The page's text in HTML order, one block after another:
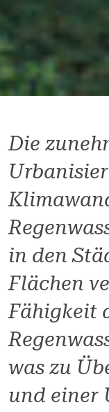
Die
in den
Flächen
Fähigkeit
was zu
und einer